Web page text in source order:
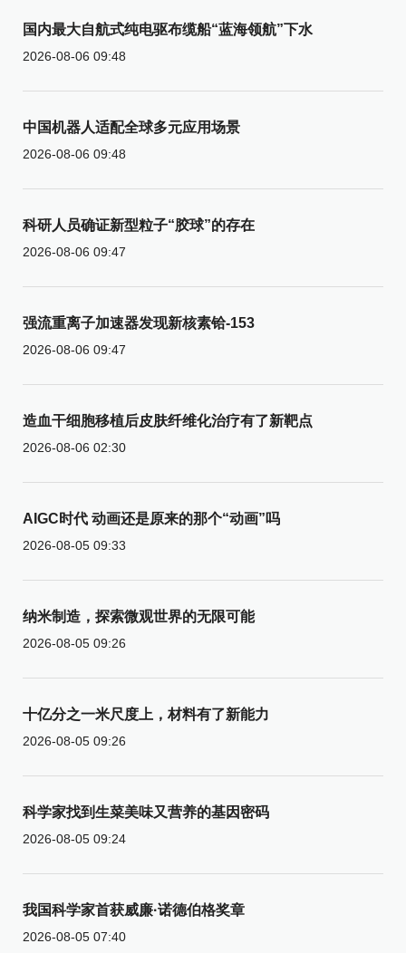
国内最大自航式纯电驱布缆船“蓝海领航”下水
2026-08-06 09:48
中国机器人适配全球多元应用场景
2026-08-06 09:48
科研人员确证新型粒子“胶球”的存在
2026-08-06 09:47
强流重离子加速器发现新核素铪-153
2026-08-06 09:47
造血干细胞移植后皮肤纤维化治疗有了新靶点
2026-08-06 02:30
AIGC时代 动画还是原来的那个“动画”吗
2026-08-05 09:33
纳米制造，探索微观世界的无限可能
2026-08-05 09:26
十亿分之一米尺度上，材料有了新能力
2026-08-05 09:26
科学家找到生菜美味又营养的基因密码
2026-08-05 09:24
我国科学家首获威廉·诺德伯格奖章
2026-08-05 07:40